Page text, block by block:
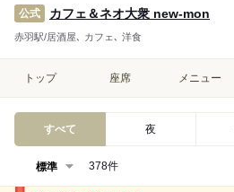
公式 カフェ＆ネオ大衆 new-mon
赤羽駅/居酒屋､ カフェ､ 洋食
トップ 座席 メニュー
すべて 夜
378件